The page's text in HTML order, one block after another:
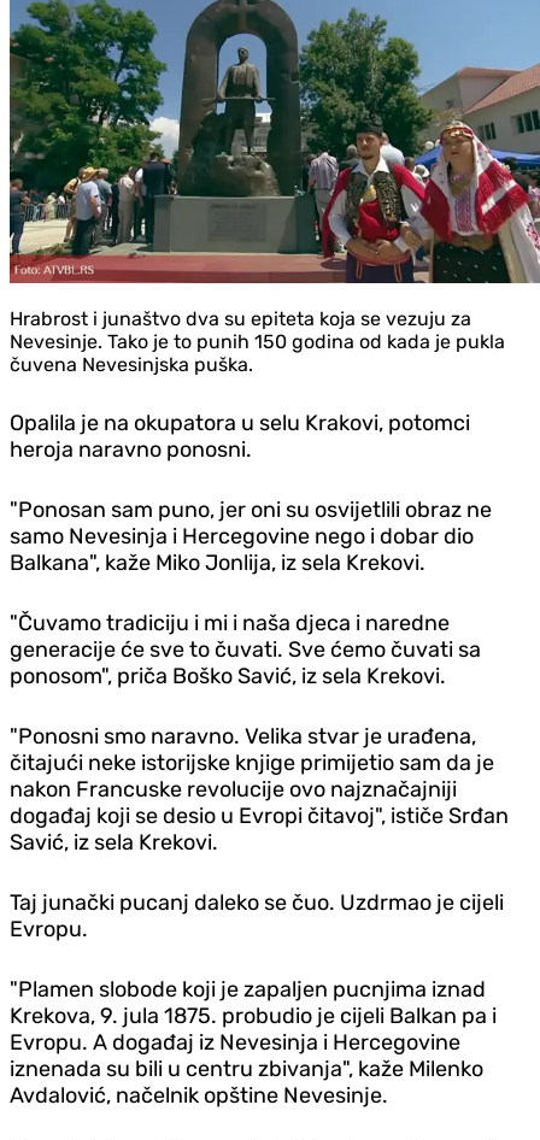
Hrabrost i junaštvo dva su epiteta koja se vezuju za
Nevesinje. Tako je to punih 150 godina od kada je pukla
čuvena Nevesinjska puška.
Opalila je na okupatora u selu Krakovi, potomci
heroja naravno ponosni.
"Ponosan sam puno, jer oni su osvijetlili obraz ne
samo Nevesinja i Hercegovine nego i dobar dio
Balkana", kaže Miko Jonlija, iz sela Krekovi.
"Čuvamo tradiciju i mi i naša djeca i naredne
generacije će sve to čuvati. Sve ćemo čuvati sa
ponosom", priča Boško Savić, iz sela Krekovi.
"Ponosni smo naravno. Velika stvar je urađena,
čitajući neke istorijske knjige primijetio sam da je
nakon Francuske revolucije ovo najznačajniji
događaj koji se desio u Evropi čitavoj", ističe Srđan
Savić, iz sela Krekovi.
Taj junački pucanj daleko se čuo. Uzdrmao je cijeli
Evropu.
"Plamen slobode koji je zapaljen pucnjima iznad
Krekova, 9. jula 1875. probudio je cijeli Balkan pa i
Evropu. A događaj iz Nevesinja i Hercegovine
iznenada su bili u centru zbivanja", kaže Milenko
Avdalović, načelnik opštine Nevesinje.